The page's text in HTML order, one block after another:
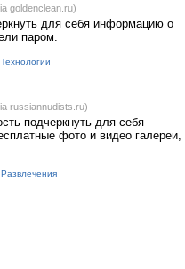
goldenclean.ru)
для себя информацию о
паром.
Технологии
russiannudists.ru)
подчеркнуть для себя
фото и видео галереи,
Развлечения